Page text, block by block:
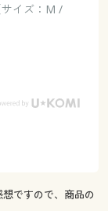
イズ：M /
ですので、商品の